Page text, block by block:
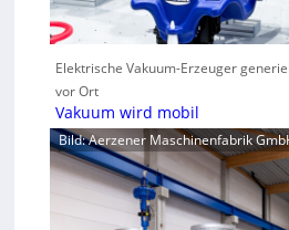
Elektrische Vakuum-Erzeuger
vor Ort
Vakuum wird mobil
Bild: Aerzener Maschinenfabrik